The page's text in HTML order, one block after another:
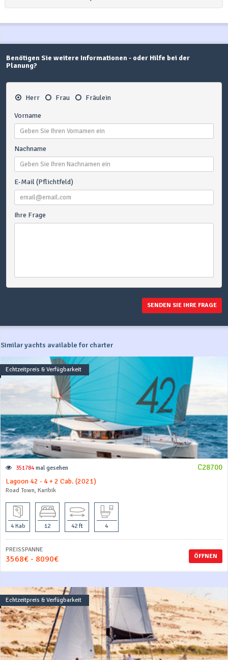
Benötigen Sie weitere Informationen - oder Hilfe bei der
Planung?
Herr Frau Fräulein
Vorname
Nachname
E-Mail (Pflichtfeld)
Ihre Frage
SENDEN SIE IHRE FRAGE
Similar yachts available for charter
Echtzeitpreis & Verfügbarkeit
C28700
351784mal gesehen
Lagoon 42 - 4 + 2 Cab. (2021)
Road Town, Karibik
4 Kab 12 42 ft 4
ÖFFNEN
PREISSPANNE
3568€ - 8090€
Echtzeitpreis & Verfügbarkeit